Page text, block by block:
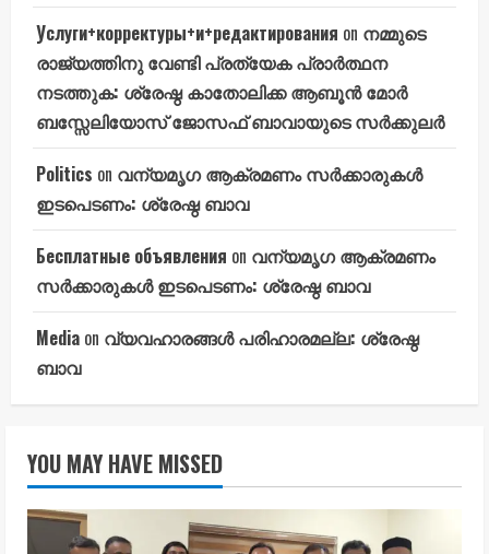
Услуги+корректуры+и+редактирования on നമ്മുടെ
രാജ്യത്തിനു വേണ്ടി പ്രത്യേക പ്രാർത്ഥന
നടത്തുക: ശ്രേഷ്ഠ കാതോലിക്ക ആബൂൻ മോർ
ബസ്സേലിയോസ് ജോസഫ് ബാവായുടെ സർക്കുലർ
Politics on വന്യമൃഗ ആക്രമണം സർക്കാരുകൾ
ഇടപെടണം: ശ്രേഷ്ഠ ബാവ
Бесплатные объявления on വന്യമൃഗ ആക്രമണം
സർക്കാരുകൾ ഇടപെടണം: ശ്രേഷ്ഠ ബാവ
Media on വ്യവഹാരങ്ങൾ പരിഹാരമല്ല: ശ്രേഷ്ഠ
ബാവ
YOU MAY HAVE MISSED